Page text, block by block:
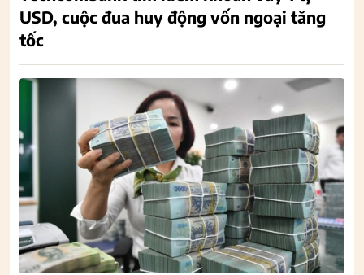
USD, cuộc đua huy động vốn ngoại tăng
tốc